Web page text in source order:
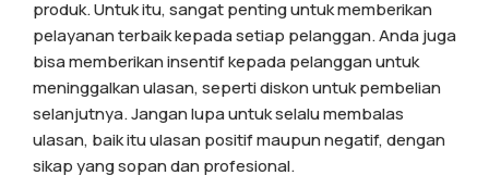
produk. Untuk itu, sangat penting untuk memberikan
pelayanan terbaik kepada setiap pelanggan. Anda juga
bisa memberikan insentif kepada pelanggan untuk
meninggalkan ulasan, seperti diskon untuk pembelian
selanjutnya. Jangan lupa untuk selalu membalas
ulasan, baik itu ulasan positif maupun negatif, dengan
sikap yang sopan dan profesional.